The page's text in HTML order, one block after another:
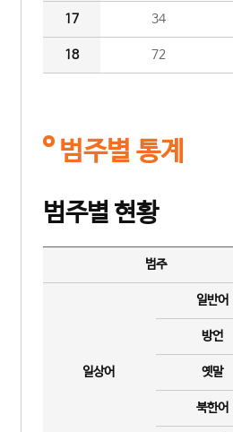
17 34
18 72
범주별 통계
범주별 현황
범주
일상어
일반어
방언
옛말
북한어